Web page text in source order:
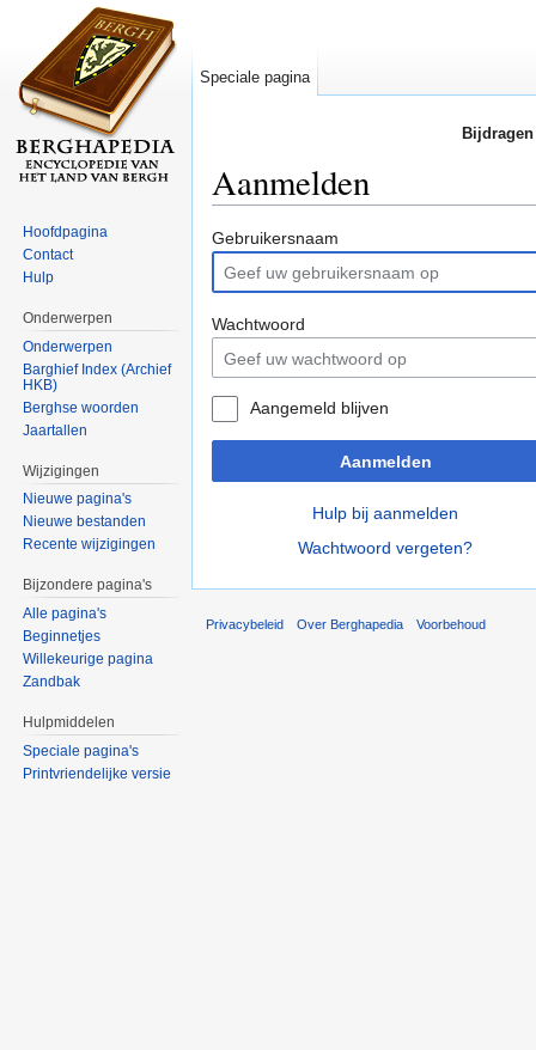
Aanmelden
Gebruikersnaam
Wachtwoord
Aangemeld blijven
Aanmelden
Hulp bij aanmelden
Wachtwoord vergeten?
Speciale pagina
Hoofdpagina
Contact
Hulp
Onderwerpen
Onderwerpen
Barghief Index (Archief
HKB)
Berghse woorden
Jaartallen
Wijzigingen
Nieuwe pagina's
Nieuwe bestanden
Recente wijzigingen
Bijzondere pagina's
Alle pagina's
Beginnetjes
Willekeurige pagina
Zandbak
Hulpmiddelen
Speciale pagina's
Printvriendelijke versie
Privacybeleid Over Berghapedia Voorbehoud